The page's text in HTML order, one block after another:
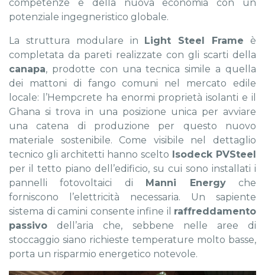
competenze e della nuova economia con un
potenziale ingegneristico globale.
La struttura modulare in Light Steel Frame è
completata da pareti realizzate con gli scarti della
canapa, prodotte con una tecnica simile a quella
dei mattoni di fango comuni nel mercato edile
locale: l’Hempcrete ha enormi proprietà isolanti e il
Ghana si trova in una posizione unica per avviare
una catena di produzione per questo nuovo
materiale sostenibile. Come visibile nel dettaglio
tecnico gli architetti hanno scelto Isodeck PVSteel
per il tetto piano dell’edificio, su cui sono installati i
pannelli fotovoltaici di Manni Energyche
forniscono l’elettricità necessaria. Un sapiente
sistema di camini consente infine il raffreddamento
passivo dell’aria che, sebbene nelle aree di
stoccaggio siano richieste temperature molto basse,
porta un risparmio energetico notevole.